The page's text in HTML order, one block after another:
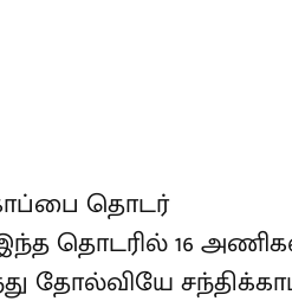
தொடர்
தொடரில் 16
தோல்வியே